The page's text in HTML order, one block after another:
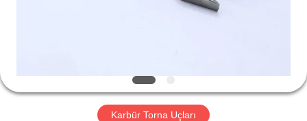
BIZIMLE
Karbür Torna Uçları